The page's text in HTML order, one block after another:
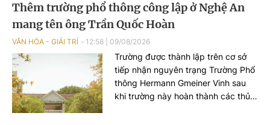
vực khán đài, du khách còn có cơ
hội trải nghiệm không gian biểu diễn
ngay trên lòng hồ khi lựa chọn các
Thêm trường phổ thông công lập ở Nghệ An
mang tên ông Trần Quốc Hoàn
VĂN HÓA - GIẢI TRÍ 12:58 09/08/2026
Trường được thành lập trên cơ sở
tiếp nhận nguyên trạng Trường Phổ
thông Hermann Gmeiner Vinh sau
khi trường này hoàn thành các thủ